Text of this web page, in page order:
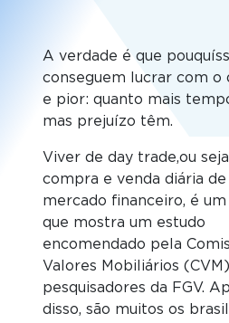
A verdade é que
conseguem lucrar com o
e pior: quanto mais
mas prejuízo têm.
Viver de day trade,ou
compra e venda diária
mercado financeiro, é
que mostra um estudo
encomendado pela
Valores Mobiliários
pesquisadores da FGV.
disso, são muitos os